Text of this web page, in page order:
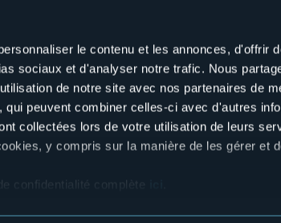
le contenu et les annonces, d'offrir
sociaux et d'analyser notre trafic. Nous
de notre site avec nos partenaires de
peuvent combiner celles-ci avec d'autres
collectées lors de votre utilisation de leurs
y compris sur la manière de les gérer et
confidentialité complète
Suivez-nous sur nos